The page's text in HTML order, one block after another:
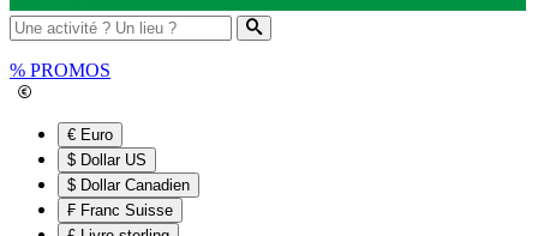
% PROMOS
€ Euro
$ Dollar US
$ Dollar Canadien
₣ Franc Suisse